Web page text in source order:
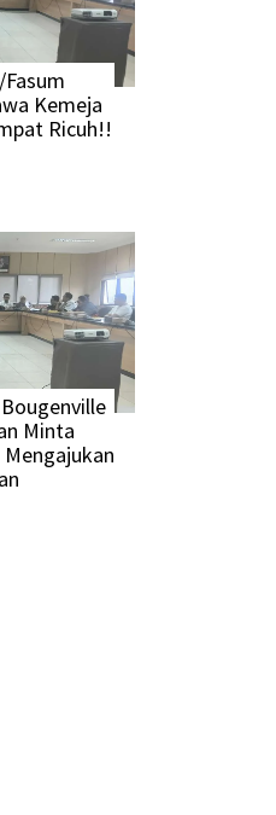
Kemeja
Ricuh!!
Minta